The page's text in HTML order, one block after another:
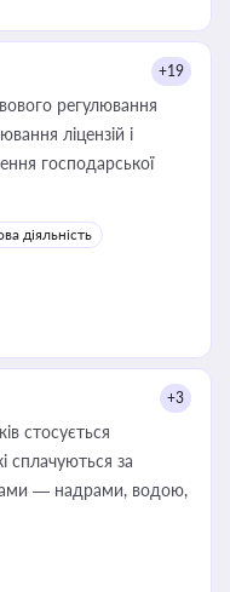
+19
регулювання
ліцензій і
господарської
діяльність
+3
стосується
сплачуються за
— надрами, водою,